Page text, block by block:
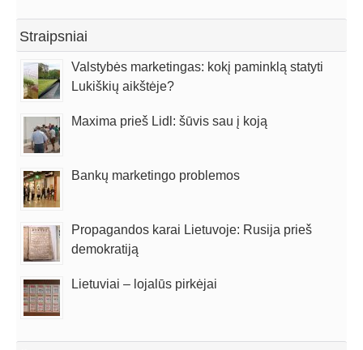
Straipsniai
Valstybės marketingas: kokį paminklą statyti
Lukiškių aikštėje?
Maxima prieš Lidl: šūvis sau į koją
Bankų marketingo problemos
Propagandos karai Lietuvoje: Rusija prieš
demokratiją
Lietuviai – lojalūs pirkėjai